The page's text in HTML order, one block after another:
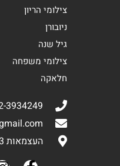
צילומי הריון
ניובורן
גיל שנה
צילומי משפחה
חלאקה
3934249
העצמאות 63, אור יהודה, ישראל